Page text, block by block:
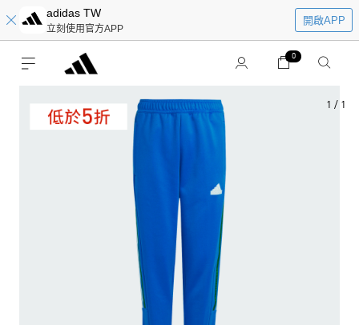
adidas TW
立刻使用官方APP
開啟APP
0
1 / 1